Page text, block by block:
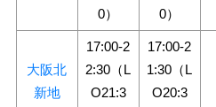
0）
0）
大阪北
新地
17:00-2
2:30（L
O21:3
17:00-2
1:30（L
O20:3